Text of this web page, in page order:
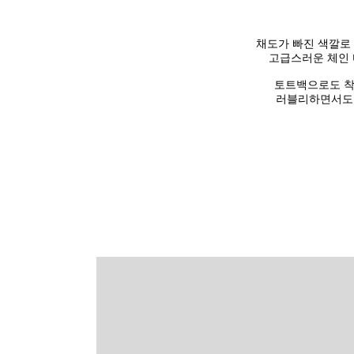
채도가 빠진 색깔
고급스러운 체인
토트백으로도
러블리하면서